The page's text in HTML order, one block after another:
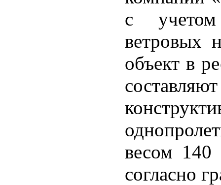
с
ветровых
объект в
весом 140
согласно